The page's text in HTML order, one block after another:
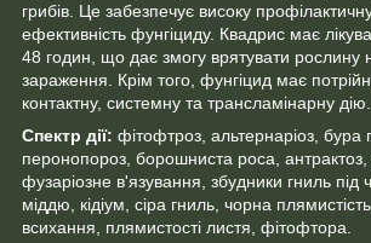
грибів. Це забезпечує високу
ефективність фунгіциду. Квадрис має
48 годин, що дає змогу врятувати рослину
зараження. Крім того, фунгіцид має
контактну, системну та трансламінарну дію.
Спектр дії: фітофтроз, альтернаріоз, бура
перонопороз, борошниста роса, антрактоз,
фузаріозне в'язування, збудники гниль під
міддю, кідіум, сіра гниль, чорна
всихання, плямистості листя, фітофтора.